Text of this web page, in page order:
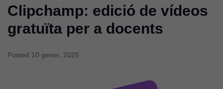
Clipchamp: edició de vídeos
gratuïta per a docents
Posted 10 gener, 2025